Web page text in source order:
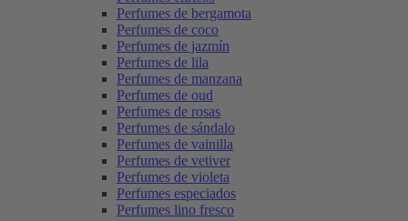
Perfumes de bergamota
Perfumes de coco
Perfumes de jazmín
Perfumes de lila
Perfumes de manzana
Perfumes de oud
Perfumes de rosas
Perfumes de sándalo
Perfumes de vainilla
Perfumes de vetiver
Perfumes de violeta
Perfumes especiados
Perfumes lino fresco